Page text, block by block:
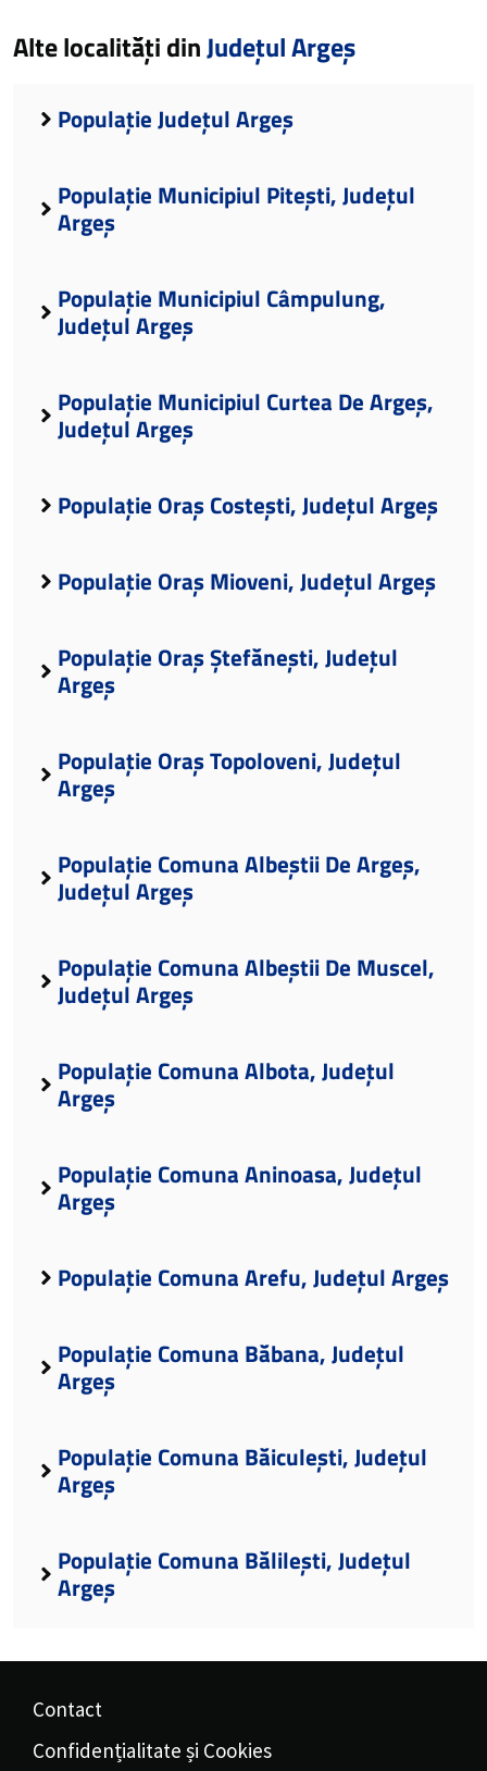
Alte localități dinJudețul Argeș
Populație Județul Argeș
Populație Municipiul Pitești, Județul
Argeș
Populație Municipiul Câmpulung,
Județul Argeș
Populație Municipiul Curtea De Argeș,
Județul Argeș
Populație Oraș Costești, Județul Argeș
Populație Oraș Mioveni, Județul Argeș
Populație Oraș Ștefănești, Județul
Argeș
Populație Oraș Topoloveni, Județul
Argeș
Populație Comuna Albeștii De Argeș,
Județul Argeș
Populație Comuna Albeștii De Muscel,
Județul Argeș
Populație Comuna Albota, Județul
Argeș
Populație Comuna Aninoasa, Județul
Argeș
Populație Comuna Arefu, Județul Argeș
Populație Comuna Băbana, Județul
Argeș
Populație Comuna Băiculești, Județul
Argeș
Populație Comuna Bălilești, Județul
Argeș
Contact
Confidențialitate și Cookies